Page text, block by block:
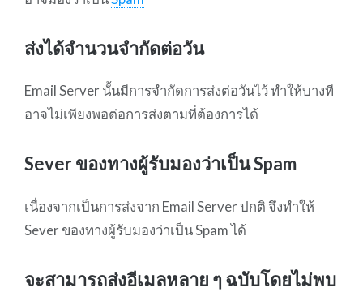
ส่งได้จำนวนจำกัดต่อวัน
Email Server นั้นมีการจำกัดการส่งต่อวันไว้ ทำให้บางที
อาจไม่เพียงพอต่อการส่งตามที่ต้องการได้
Sever ของทางผู้รับมองว่าเป็น Spam
เนื่องจากเป็นการส่งจาก Email Server ปกติ จึงทำให้
Sever ของทางผู้รับมองว่าเป็น Spam ได้
จะสามารถส่งอีเมลหลาย ๆ ฉบับโดยไม่พบ